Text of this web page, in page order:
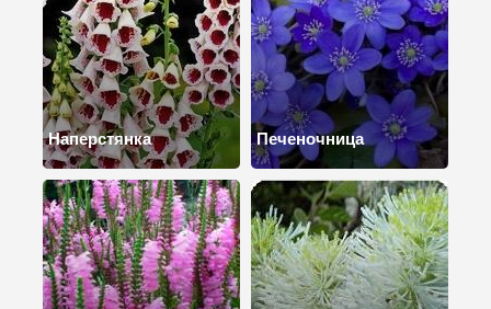
Наперстянка Печеночница